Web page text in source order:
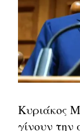
Κυριάκος
γίνουν την